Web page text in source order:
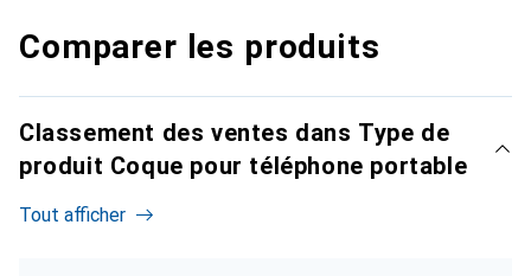
Comparer les produits
Classement des ventes dans Type de
produit Coque pour téléphone portable
Tout afficher